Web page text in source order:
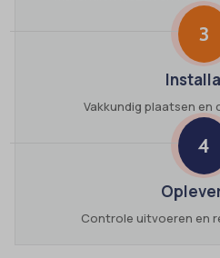
3
Vakkundig plaatsen
4
Controle uitvoeren en